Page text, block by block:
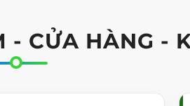
- CỬA HÀNG -